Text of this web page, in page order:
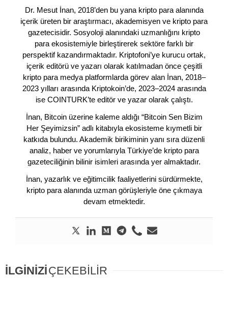
Dr. Mesut İnan, 2018’den bu yana kripto para alanında
içerik üreten bir araştırmacı, akademisyen ve kripto para
gazetecisidir. Sosyoloji alanındaki uzmanlığını kripto
para ekosistemiyle birleştirerek sektöre farklı bir
perspektif kazandırmaktadır. Kriptofoni’ye kurucu ortak,
içerik editörü ve yazarı olarak katılmadan önce çeşitli
kripto para medya platformlarda görev alan İnan, 2018–
2023 yılları arasında Kriptokoin’de, 2023–2024 arasında
ise COINTURK’te editör ve yazar olarak çalıştı.
İnan, Bitcoin üzerine kaleme aldığı “Bitcoin Sen Bizim
Her Şeyimizsin” adlı kitabıyla ekosisteme kıymetli bir
katkıda bulundu. Akademik birikiminin yanı sıra düzenli
analiz, haber ve yorumlarıyla Türkiye’de kripto para
gazeteciliğinin bilinir isimleri arasında yer almaktadır.
İnan, yazarlık ve eğitimcilik faaliyetlerini sürdürmekte,
kripto para alanında uzman görüşleriyle öne çıkmaya
devam etmektedir.
İLGİNİZİÇEKEBİLİR